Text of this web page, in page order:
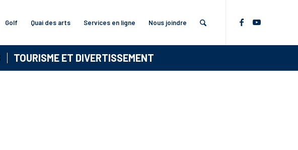
Golf Quai des arts Services en ligne Nous joindre
TOURISME ET DIVERTISSEMENT